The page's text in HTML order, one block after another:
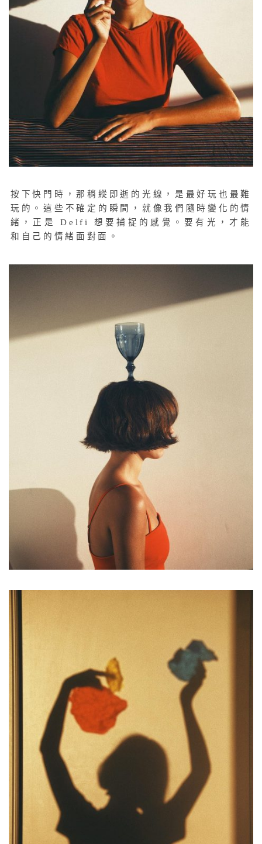
按下快門時，那稍縱即逝的光線，是最好玩也最難
玩的。這些不確定的瞬間，就像我們隨時變化的情
緒，正是 Delfi 想要捕捉的感覺。要有光，才能
和自己的情緒面對面。